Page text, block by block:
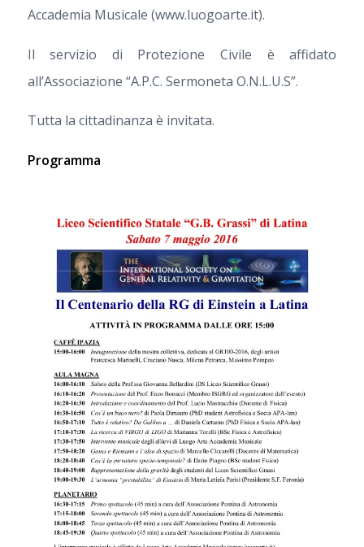
Accademia Musicale (www.luogoarte.it).
Il servizio di Protezione Civile è affidato
all’Associazione “A.P.C. Sermoneta O.N.L.U.S”.
Tutta la cittadinanza è invitata.
Programma